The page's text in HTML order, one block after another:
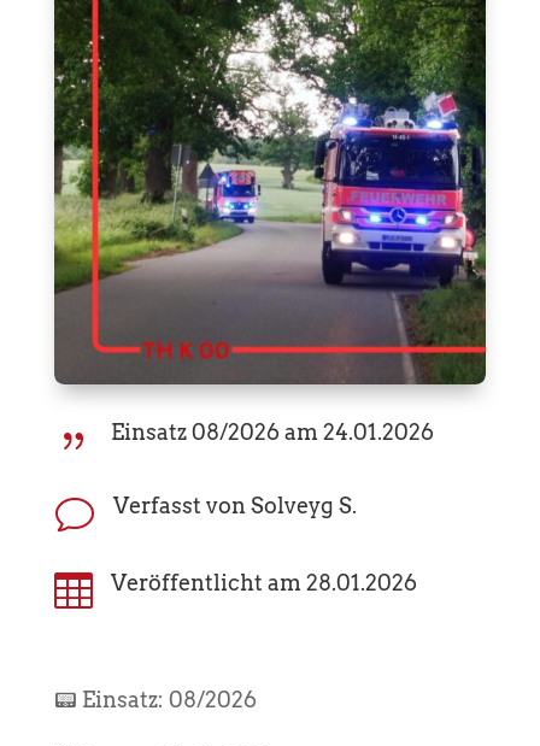
{ Einsatz 08/2026 am 24.01.2026
v Verfasst von Solveyg S.
 Veröffentlicht am 28.01.2026
📟 Einsatz: 08/2026